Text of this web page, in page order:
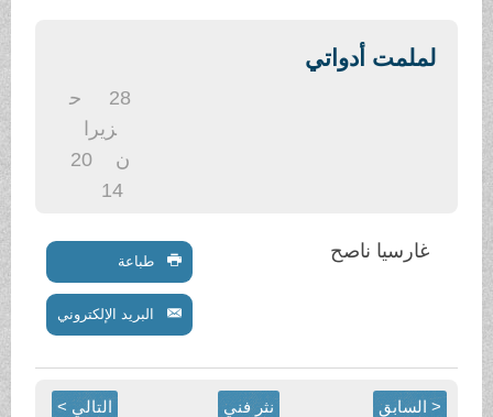
لملمت أدواتي
زيرا
14
غارسيا ناصح طباعة
البريد الإلكتروني
< السابق نثر فني التالي >